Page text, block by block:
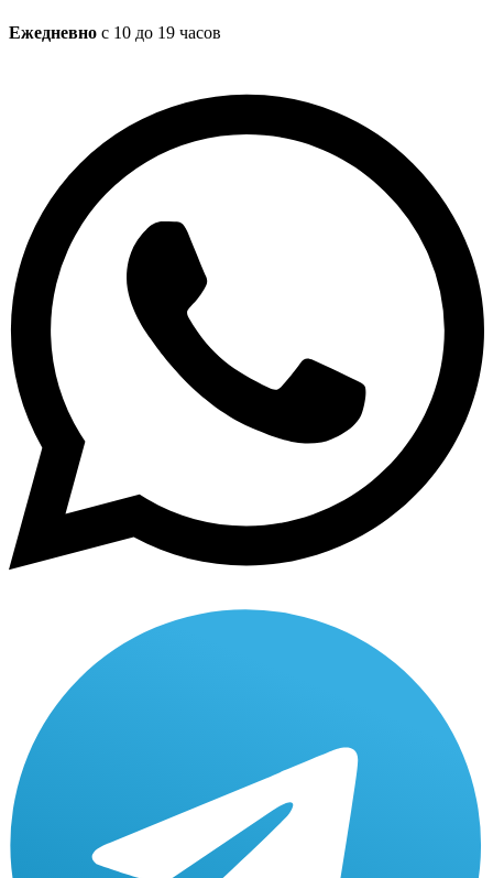
Ежедневно с 10 до 19 часов